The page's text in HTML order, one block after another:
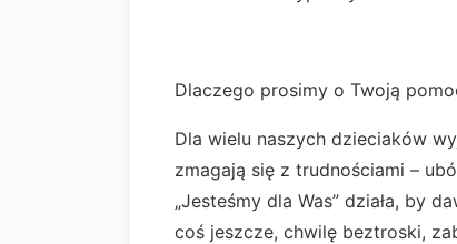
Dlaczego prosimy o Twoją
Dla wielu naszych dzieciaków
zmagają się z trudnościami –
„Jesteśmy dla Was” działa, by
coś jeszcze, chwilę beztroski,